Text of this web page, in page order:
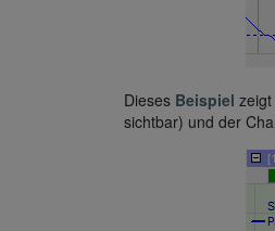
Dieses Beispiel
sichtbar) und der